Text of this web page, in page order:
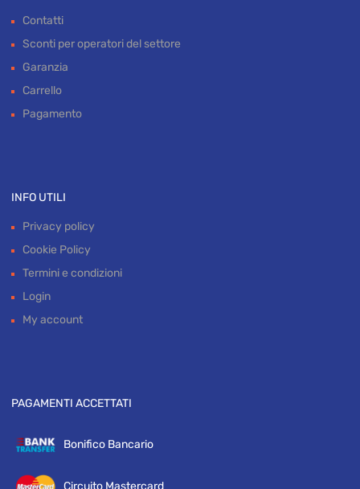
Contatti
Sconti per operatori del settore
Garanzia
Carrello
Pagamento
INFO UTILI
Privacy policy
Cookie Policy
Termini e condizioni
Login
My account
PAGAMENTI ACCETTATI
Bonifico Bancario
Circuito Mastercard